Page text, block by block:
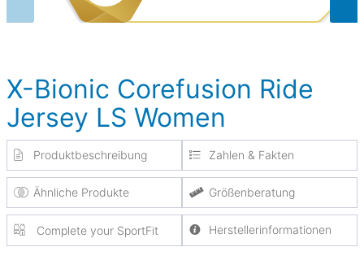
X-Bionic Corefusion Ride
Jersey LS Women
Produktbeschreibung Zahlen & Fakten
Ähnliche Produkte Größenberatung
Complete your SportFit Herstellerinformationen